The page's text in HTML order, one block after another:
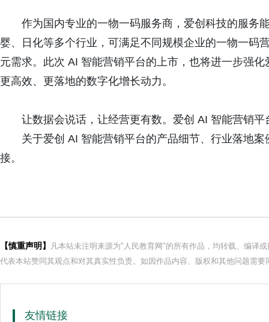
作为国内专业的一物一码服务商，爱创科技的服务
婴、日化等多个行业，可满足不同规模企业的一物一码
元需求。此次 AI 智能营销平台的上市，也将进一步强
更高效、更落地的数字化增长动力。
让数据会说话，让经营更有数。爱创 AI 智能营销
关于爱创 AI 智能营销平台的产品细节、行业落地
接。
【慎重声明】
凡本站未注明来源为"人民教育网"的所有作品，均转载、编译
代表本站赞同其观点和对其真实性负责。如因作品内容、版权和其他问题需
友情链接